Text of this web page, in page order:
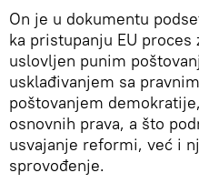
On je u dokumentu
ka pristupanju EU proces
uslovljen punim
usklađivanjem sa
poštovanjem
osnovnih prava, a što
usvajanje reformi, već i
sprovođenje.